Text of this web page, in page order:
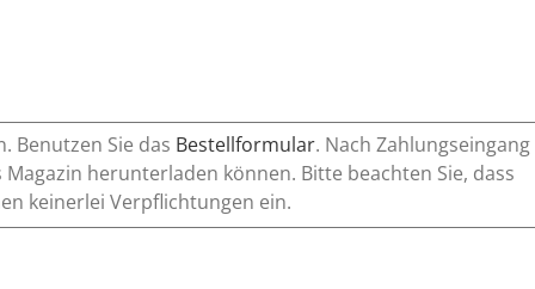
Benutzen Sie das Bestellformular. Nach Zahlungseingang
herunterladen können. Bitte beachten Sie, dass
keinerlei Verpflichtungen ein.